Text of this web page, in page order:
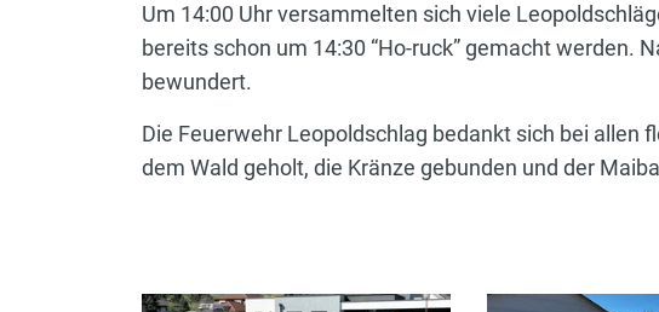
Um 14:00 Uhr versammelten sich viele
bereits schon um 14:30 “Ho-ruck” gemacht werden.
bewundert.
Die Feuerwehr Leopoldschlag bedankt sich bei allen
dem Wald geholt, die Kränze gebunden und der